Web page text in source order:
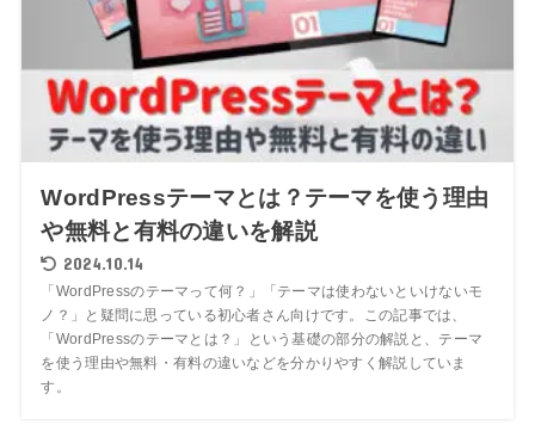
WordPressテーマとは？テーマを使う理由
や無料と有料の違いを解説
2024.10.14
「WordPressのテーマって何？」「テーマは使わないといけないモ
ノ？」と疑問に思っている初心者さん向けです。この記事では、
「WordPressのテーマとは？」という基礎の部分の解説と、テーマ
を使う理由や無料・有料の違いなどを分かりやすく解説していま
す。